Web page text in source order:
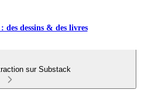
des dessins & des livres
sur Substack